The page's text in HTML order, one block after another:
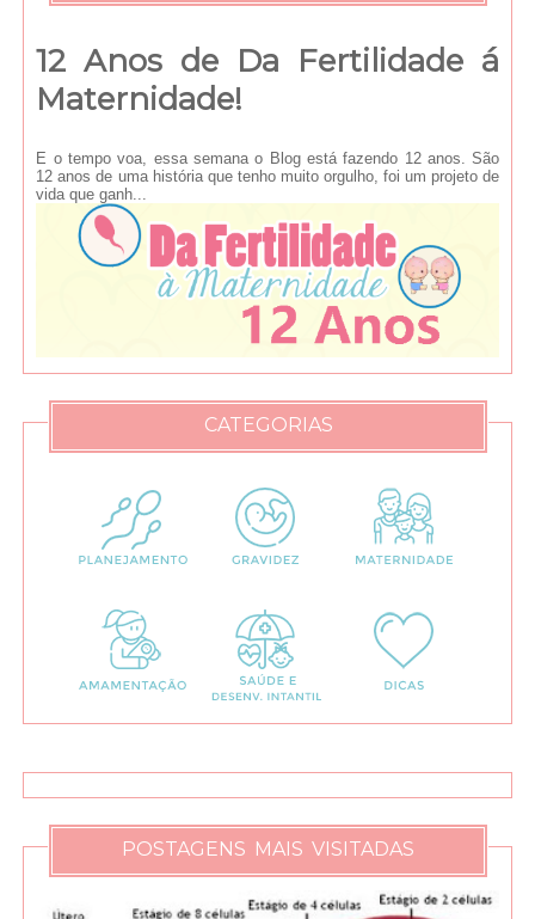
12 Anos de Da Fertilidade á
Maternidade!
E o tempo voa, essa semana o Blog está fazendo 12 anos. São
12 anos de uma história que tenho muito orgulho, foi um projeto de
vida que ganh...
CATEGORIAS
POSTAGENS MAIS VISITADAS